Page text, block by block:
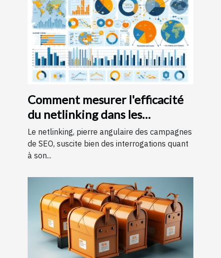
Comment mesurer l'efficacité
du netlinking dans les
campagnes de SEO
Le netlinking, pierre angulaire des campagnes
de SEO, suscite bien des interrogations quant
à son...